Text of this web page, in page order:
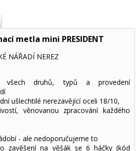
metla mini PRESIDENT
NÁŘADÍ NEREZ
všech druhů, typů a provedení
ušlechtilé nerezavějící oceli 18/10,
věnovanou zpracování každého
- ale nedoporučujeme to
zavěšení na věšák se 6 háčky (kód